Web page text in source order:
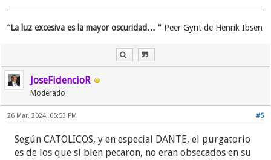
“La luz excesiva es la mayor oscuridad… " Peer Gynt de Henrik Ibsen
JoseFidencioR
Moderado
#5
26 Mar, 2024, 05:53 PM
Según CATOLICOS, y en especial DANTE, el purgatorio
es de los que si bien pecaron, no eran obsecados en su